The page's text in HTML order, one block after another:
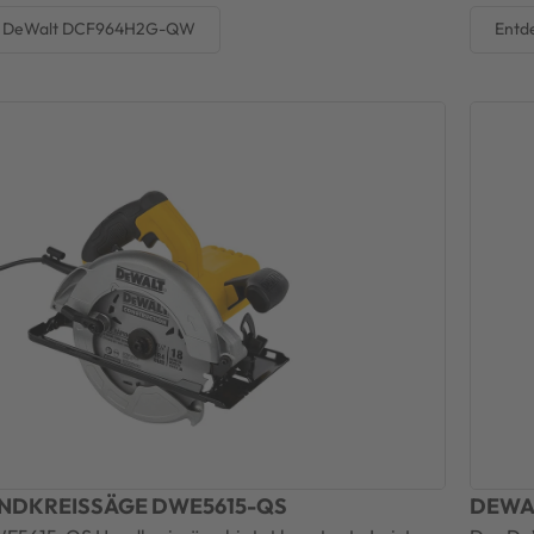
DCF964H2G-QW
DWE5615-QS